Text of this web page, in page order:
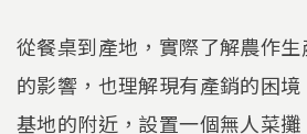
從餐桌到產地，實際了解農作
的影響，也理解現有產銷的困
基地的附近，設置一個無人菜攤